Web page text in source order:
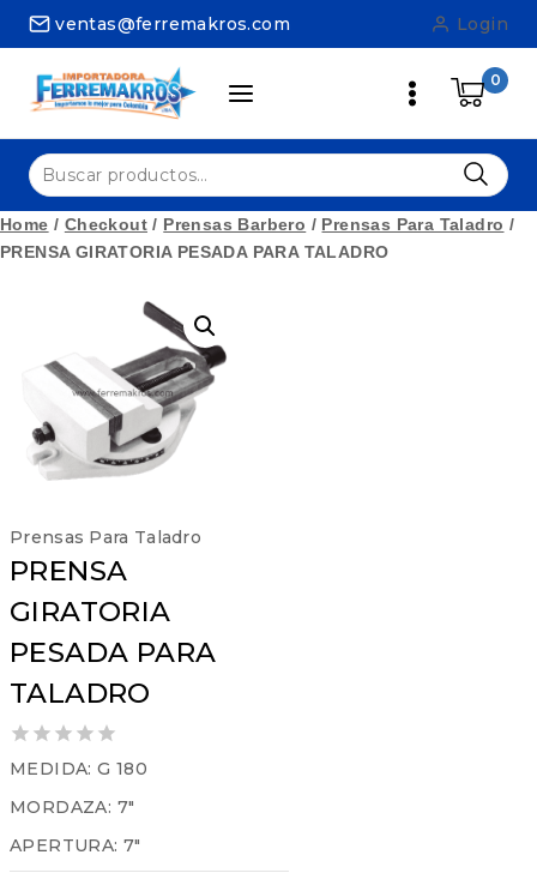
Skip
ventas@ferremakros.com Login
0
Buscar
por:
Home / Checkout / Prensas Barbero / Prensas Para Taladro /
PRENSA GIRATORIA PESADA PARA TALADRO
Prensas Para Taladro
PRENSA
GIRATORIA
PESADA PARA
TALADRO
0
of
MEDIDA: G 180
MORDAZA: 7″
APERTURA: 7″